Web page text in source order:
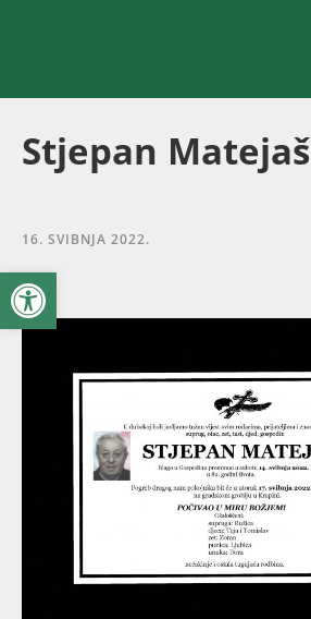
Open toolbar
Stjepan Matejaš
16. SVIBNJA 2022.